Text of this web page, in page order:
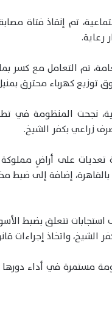
تم إنقاذ فتاة
رعاية.
تم التعامل مع كسر
توزيع كهرباء محترق
زراعي بكفر الشيخ.
تعديات على أراضٍ
بالقاهرة، إضافة إلى
استجابات تتعلق بضبط
الشيخ، واتخاذ إجراءات
مستمرة في أداء